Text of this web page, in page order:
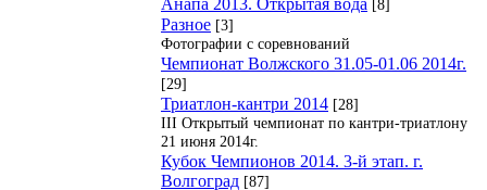
Анапа 2013. Открытая вода [8]
Разное [3]
Фотографии с соревнований
Чемпионат Волжского 31.05-01.06 2014г.
[29]
Триатлон-кантри 2014 [28]
III Открытый чемпионат по кантри-триатлону
21 июня 2014г.
Кубок Чемпионов 2014. 3-й этап. г.
Волгоград [87]